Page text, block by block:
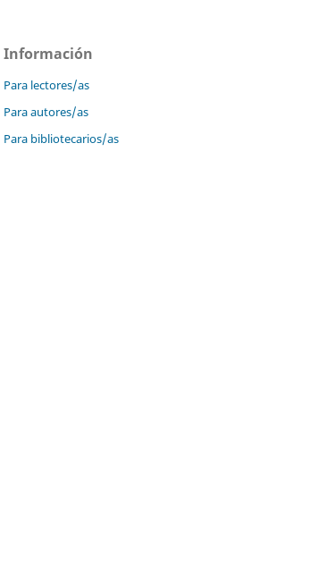
Información
Para lectores/as
Para autores/as
Para bibliotecarios/as